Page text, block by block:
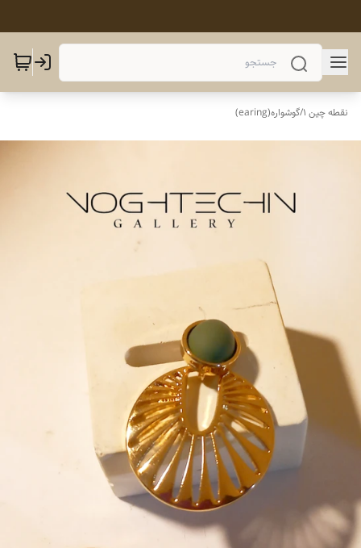
نقطه چین 1 /گوشواره(earing)